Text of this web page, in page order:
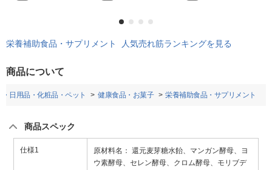
栄養補助食品・サプリメント 人気売れ筋ランキングを見る
商品について
・日用品・化粧品・ペット 健康食品・お菓子 栄養補助食品・サプリメント
商品スペック
仕様1
原材料名： 還元麦芽糖水飴、マンガン酵母、ヨ
ウ素酵母、セレン酵母、クロム酵母、モリブデ